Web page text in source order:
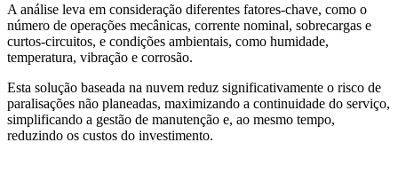
A análise leva em consideração diferentes fatores-chave, como o
número de operações mecânicas, corrente nominal, sobrecargas e
curtos-circuitos, e condições ambientais, como humidade,
temperatura, vibração e corrosão.
Esta solução baseada na nuvem reduz significativamente o risco de
paralisações não planeadas, maximizando a continuidade do serviço,
simplificando a gestão de manutenção e, ao mesmo tempo,
reduzindo os custos do investimento.